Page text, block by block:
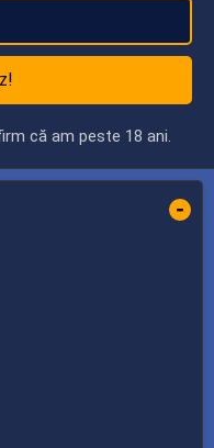
că am peste 18 ani.
-